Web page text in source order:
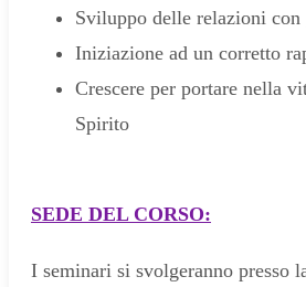
Sviluppo delle relazioni
Iniziazione ad un corretto
Crescere per portare nella
Spirito
SEDE DEL CORSO:
I seminari si svolgeranno presso